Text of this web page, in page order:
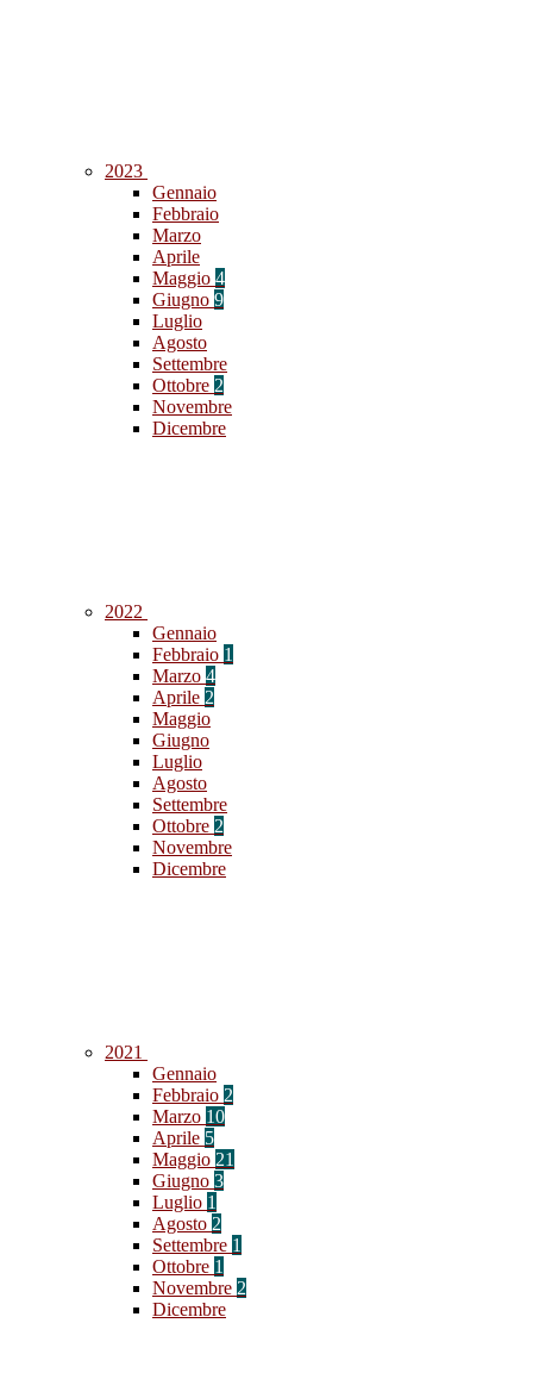
2023
Gennaio
Febbraio
Marzo
Aprile
Maggio 4
Giugno 9
Luglio
Agosto
Settembre
Ottobre 2
Novembre
Dicembre
2022
Gennaio
Febbraio 1
Marzo 4
Aprile 2
Maggio
Giugno
Luglio
Agosto
Settembre
Ottobre 2
Novembre
Dicembre
2021
Gennaio
Febbraio 2
Marzo 10
Aprile 5
Maggio 21
Giugno 3
Luglio 1
Agosto 2
Settembre 1
Ottobre 1
Novembre 2
Dicembre